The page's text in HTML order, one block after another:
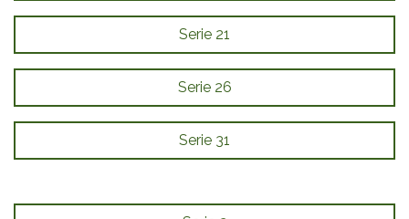
Serie 21
Serie 26
Serie 31